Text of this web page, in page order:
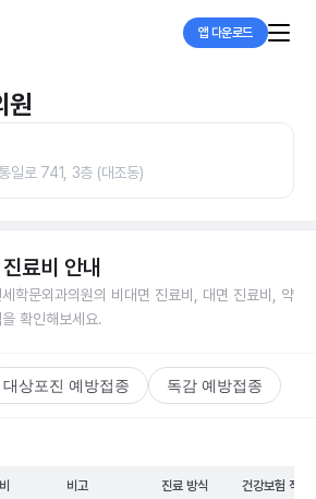
앱 다운로드
원
일로 741, 3층 (대조동)
진료비 안내
세학문외과의원의 비대면 진료비, 대면 진료비, 약
확인해보세요.
대상포진 예방접종 독감 예방접종
비고 진료 방식 건강보험 적용